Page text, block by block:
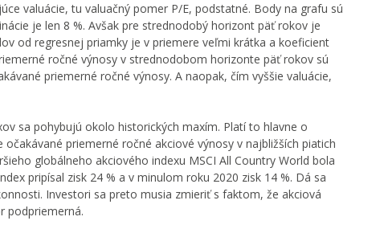
valuácie, tu valuačný pomer P/E, podstatné. Body na grafu sú
je len 8 %. Avšak pre strednodobý horizont päť rokov je
od regresnej priamky je v priemere veľmi krátka a koeficient
ročné výnosy v strednodobom horizonte päť rokov sú
priemerné ročné výnosy. A naopak, čím vyššie valuácie,
sa pohybujú okolo historických maxím. Platí to hlavne o
priemerné ročné akciové výnosy v najbližších piatich
globálneho akciového indexu MSCI All Country World bola
pripísal zisk 24 % a v minulom roku 2020 zisk 14 %. Dá sa
Investori sa preto musia zmieriť s faktom, že akciová
podpriemerná.